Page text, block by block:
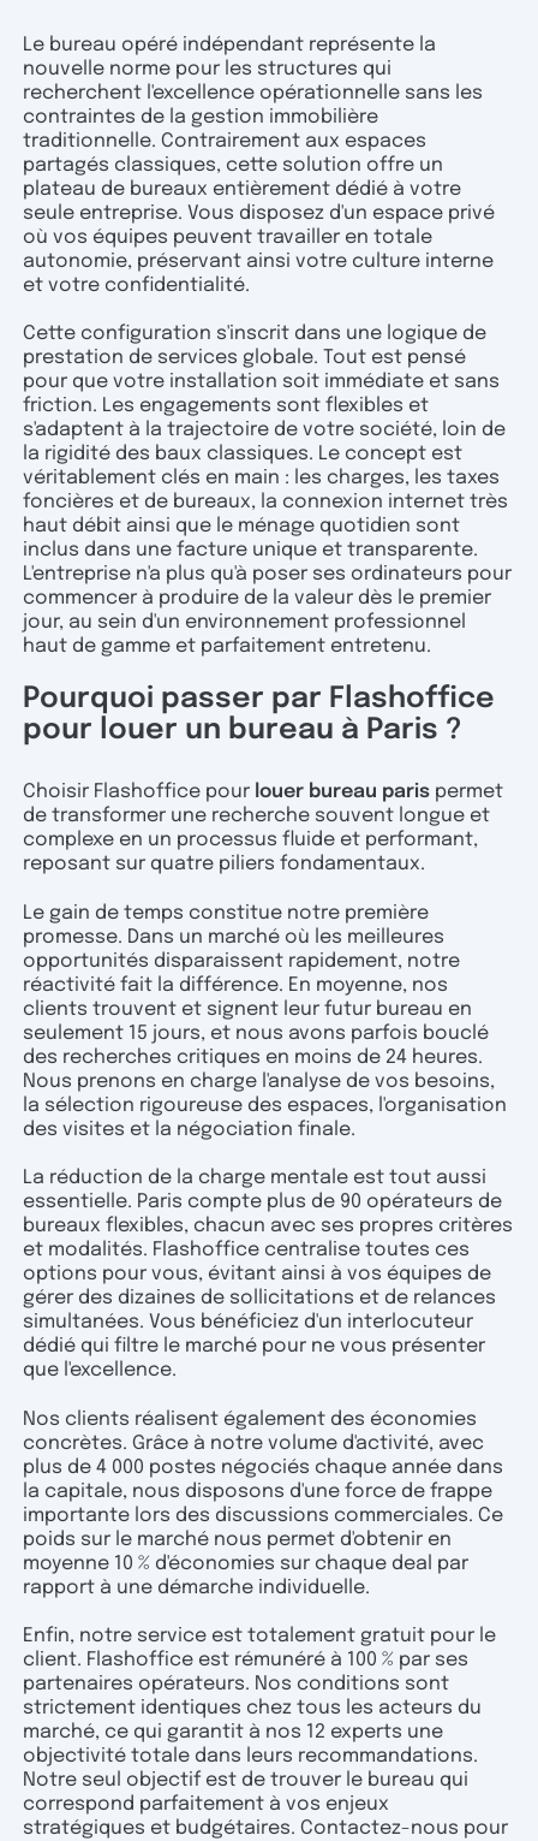
Le bureau opéré indépendant représente la
nouvelle norme pour les structures qui
recherchent l'excellence opérationnelle sans les
contraintes de la gestion immobilière
traditionnelle. Contrairement aux espaces
partagés classiques, cette solution offre un
plateau de bureaux entièrement dédié à votre
seule entreprise. Vous disposez d'un espace privé
où vos équipes peuvent travailler en totale
autonomie, préservant ainsi votre culture interne
et votre confidentialité.
Cette configuration s'inscrit dans une logique de
prestation de services globale. Tout est pensé
pour que votre installation soit immédiate et sans
friction. Les engagements sont flexibles et
s'adaptent à la trajectoire de votre société, loin de
la rigidité des baux classiques. Le concept est
véritablement clés en main : les charges, les taxes
foncières et de bureaux, la connexion internet très
haut débit ainsi que le ménage quotidien sont
inclus dans une facture unique et transparente.
L'entreprise n'a plus qu'à poser ses ordinateurs pour
commencer à produire de la valeur dès le premier
jour, au sein d'un environnement professionnel
haut de gamme et parfaitement entretenu.
Pourquoi passer par Flashoffice
pour louer un bureau à Paris ?
Choisir Flashoffice pour louer bureau paris permet
de transformer une recherche souvent longue et
complexe en un processus fluide et performant,
reposant sur quatre piliers fondamentaux.
Le gain de temps constitue notre première
promesse. Dans un marché où les meilleures
opportunités disparaissent rapidement, notre
réactivité fait la différence. En moyenne, nos
clients trouvent et signent leur futur bureau en
seulement 15 jours, et nous avons parfois bouclé
des recherches critiques en moins de 24 heures.
Nous prenons en charge l'analyse de vos besoins,
la sélection rigoureuse des espaces, l'organisation
des visites et la négociation finale.
La réduction de la charge mentale est tout aussi
essentielle. Paris compte plus de 90 opérateurs de
bureaux flexibles, chacun avec ses propres critères
et modalités. Flashoffice centralise toutes ces
options pour vous, évitant ainsi à vos équipes de
gérer des dizaines de sollicitations et de relances
simultanées. Vous bénéficiez d'un interlocuteur
dédié qui filtre le marché pour ne vous présenter
que l'excellence.
Nos clients réalisent également des économies
concrètes. Grâce à notre volume d'activité, avec
plus de 4 000 postes négociés chaque année dans
la capitale, nous disposons d'une force de frappe
importante lors des discussions commerciales. Ce
poids sur le marché nous permet d'obtenir en
moyenne 10 % d'économies sur chaque deal par
rapport à une démarche individuelle.
Enfin, notre service est totalement gratuit pour le
client. Flashoffice est rémunéré à 100 % par ses
partenaires opérateurs. Nos conditions sont
strictement identiques chez tous les acteurs du
marché, ce qui garantit à nos 12 experts une
objectivité totale dans leurs recommandations.
Notre seul objectif est de trouver le bureau qui
correspond parfaitement à vos enjeux
stratégiques et budgétaires. Contactez-nous pour